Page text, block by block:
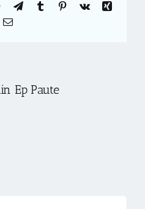
WhatsApp
TelegramTumblr Pinterest
Vk
Xing
Correo
Ep Paute